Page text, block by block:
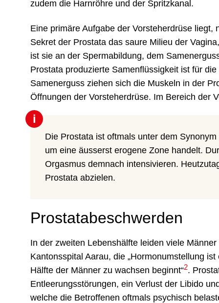
zudem die Harnröhre und der Spritzkanal.
Eine primäre Aufgabe der Vorsteherdrüse
Sekret der Prostata das saure Milieu der
ist sie an der Spermabildung, dem
Prostata produzierte Samenflüssigkeit ist für
Samenerguss ziehen sich die Muskeln in der
Öffnungen der Vorsteherdrüse. Im Bereich der
i
Die Prostata ist oftmals unter dem
um eine äusserst erogene Zone handelt.
Orgasmus demnach intensivieren.
Prostata abzielen.
Prostatabeschwerden
In der zweiten Lebenshälfte leiden viele
Kantonsspital Aarau, die „Hormonumstellung
Hälfte der Männer zu wachsen beginnt“2.
Entleerungsstörungen, ein Verlust der Libido
welche die Betroffenen oftmals psychisch